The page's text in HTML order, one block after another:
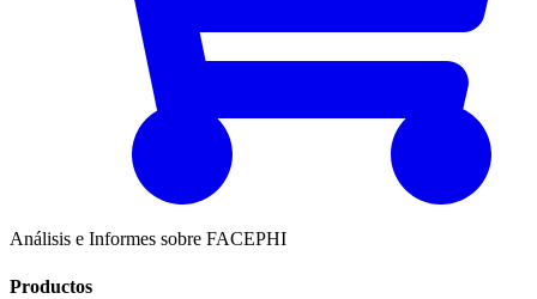
Análisis e Informes sobre FACEPHI
Productos